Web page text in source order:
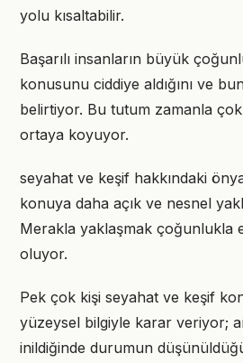
yolu kısaltabilir.
Başarılı insanların büyük
konusunu ciddiye aldığını ve
belirtiyor. Bu tutum zamanla
ortaya koyuyor.
seyahat ve keşif hakkındaki
konuya daha açık ve nesnel
Merakla yaklaşmak çoğunlukla
oluyor.
Pek çok kişi seyahat ve keşif
yüzeysel bilgiyle karar veriyor;
inildiğinde durumun